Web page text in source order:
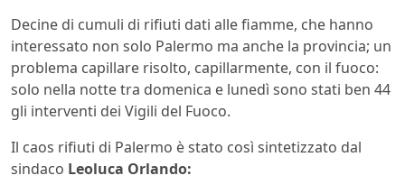
Decine di cumuli di rifiuti dati alle fiamme, che hanno
interessato non solo Palermo ma anche la provincia; un
problema capillare risolto, capillarmente, con il fuoco:
solo nella notte tra domenica e lunedì sono stati ben 44
gli interventi dei Vigili del Fuoco.
Il caos rifiuti di Palermo è stato così sintetizzato dal
sindaco Leoluca Orlando: